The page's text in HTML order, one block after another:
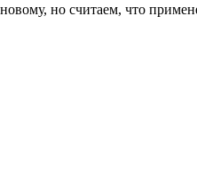
но считаем, что